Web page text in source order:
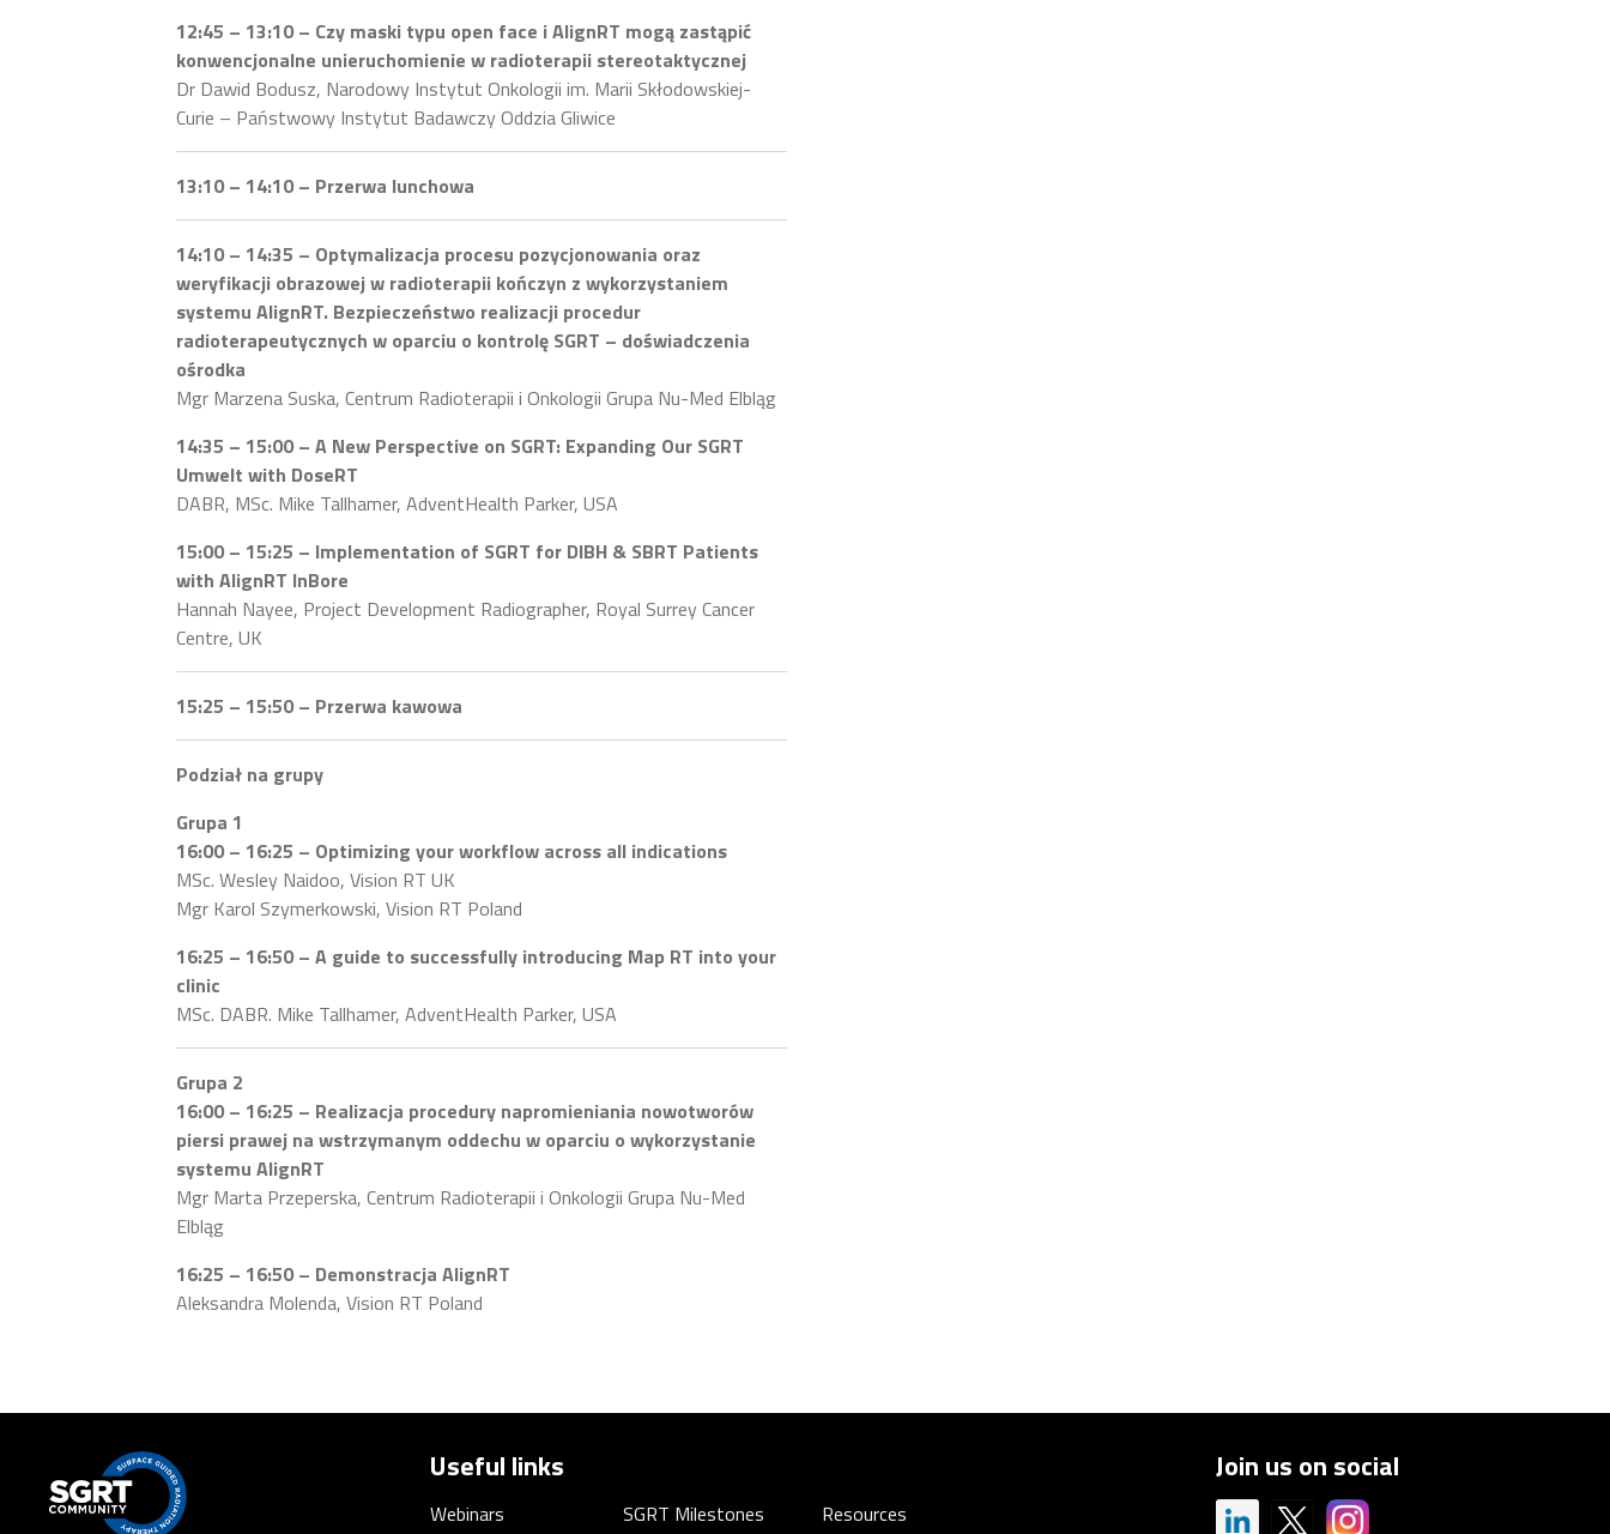
12:45 – 13:10 – Czy maski typu open face i AlignRT mogą zastąpić
konwencjonalne unieruchomienie w radioterapii stereotaktycznej
Dr Dawid Bodusz, Narodowy Instytut Onkologii im. Marii Skłodowskiej-
Curie – Państwowy Instytut Badawczy Oddzia Gliwice
13:10 – 14:10 – Przerwa lunchowa
14:10 – 14:35 – Optymalizacja procesu pozycjonowania oraz
weryfikacji obrazowej w radioterapii kończyn z wykorzystaniem
systemu AlignRT. Bezpieczeństwo realizacji procedur
radioterapeutycznych w oparciu o kontrolę SGRT – doświadczenia
ośrodka
Mgr Marzena Suska, Centrum Radioterapii i Onkologii Grupa Nu-Med Elbląg
14:35 – 15:00 – A New Perspective on SGRT: Expanding Our SGRT
Umwelt with DoseRT
DABR, MSc. Mike Tallhamer, AdventHealth Parker, USA
15:00 – 15:25 – Implementation of SGRT for DIBH & SBRT Patients
with AlignRT InBore
Hannah Nayee, Project Development Radiographer, Royal Surrey Cancer
Centre, UK
15:25 – 15:50 – Przerwa kawowa
Podział na grupy
Grupa 1
16:00 – 16:25 – Optimizing your workflow across all indications
MSc. Wesley Naidoo, Vision RT UK
Mgr Karol Szymerkowski, Vision RT Poland
16:25 – 16:50 – A guide to successfully introducing Map RT into your
clinic
MSc. DABR. Mike Tallhamer, AdventHealth Parker, USA
Grupa 2
16:00 – 16:25 – Realizacja procedury napromieniania nowotworów
piersi prawej na wstrzymanym oddechu w oparciu o wykorzystanie
systemu AlignRT
Mgr Marta Przeperska, Centrum Radioterapii i Onkologii Grupa Nu-Med
Elbląg
16:25 – 16:50 – Demonstracja AlignRT
Aleksandra Molenda, Vision RT Poland
Useful links
Webinars SGRT Milestones Resources
Join us on social